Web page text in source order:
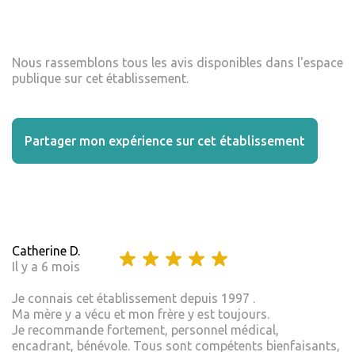
Nous rassemblons tous les avis disponibles dans l'espace
publique sur cet établissement.
Partager mon expérience sur cet établissement
Catherine D.
Il y a 6 mois
Je connais cet établissement depuis 1997 .
Ma mère y a vécu et mon frère y est toujours.
Je recommande fortement, personnel médical,
encadrant, bénévole. Tous sont compétents bienfaisants,